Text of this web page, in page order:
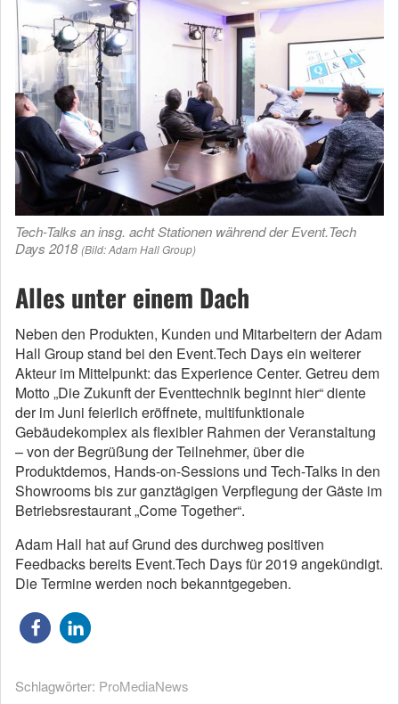
Tech-Talks an insg. acht Stationen während der Event.Tech
Days 2018 (Bild: Adam Hall Group)
Alles unter einem Dach
Neben den Produkten, Kunden und Mitarbeitern der Adam
Hall Group stand bei den Event.Tech Days ein weiterer
Akteur im Mittelpunkt: das Experience Center. Getreu dem
Motto „Die Zukunft der Eventtechnik beginnt hier“ diente
der im Juni feierlich eröffnete, multifunktionale
Gebäudekomplex als flexibler Rahmen der Veranstaltung
– von der Begrüßung der Teilnehmer, über die
Produktdemos, Hands-on-Sessions und Tech-Talks in den
Showrooms bis zur ganztägigen Verpflegung der Gäste im
Betriebsrestaurant „Come Together“.
Adam Hall hat auf Grund des durchweg positiven
Feedbacks bereits Event.Tech Days für 2019 angekündigt.
Die Termine werden noch bekanntgegeben.
Schlagwörter: ProMediaNews